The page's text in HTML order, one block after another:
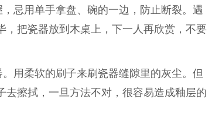
忌用单手拿盘、碗的一边，防止断裂。遇
把瓷器放到木桌上，下一人再欣赏，不要
用柔软的刷子来刷瓷器缝隙里的灰尘。但
擦拭，一旦方法不对，很容易造成釉层的